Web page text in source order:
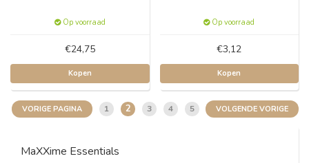
Op voorraad
€24,75
Kopen
Op voorraad
€3,12
Kopen
VORIGE PAGINA 1 2 3 4 5 VOLGENDE VORIGE
MaXXime Essentials